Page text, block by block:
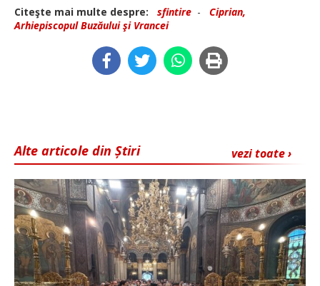
Citeşte mai multe despre: sfintire - Ciprian,
Arhiepiscopul Buzăului şi Vrancei
vezi toate ›
Alte articole din Știri